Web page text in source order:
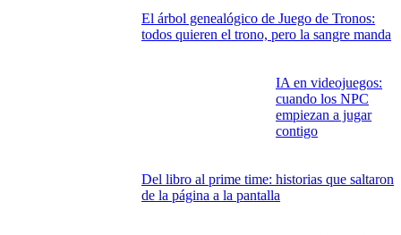
El árbol genealógico de Juego de Tronos:
todos quieren el trono, pero la sangre manda
IA en videojuegos:
cuando los NPC
empiezan a jugar
contigo
Del libro al prime time: historias que saltaron
de la página a la pantalla